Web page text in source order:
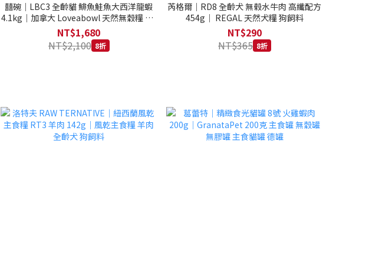
囍碗｜LBC3 全齡貓 鯡魚鮭魚大西洋龍蝦
4.1kg｜加拿大 Loveabowl 天然無穀糧 4.1
公斤 成貓 無穀貓飼料
NT$1,680
NT$2,100 8折
芮格爾｜RD8 全齡犬 無榖水牛肉 高纖配方
454g｜ REGAL 天然犬糧 狗飼料
NT$290
NT$365 8折